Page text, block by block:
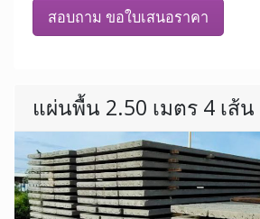
สอบถาม ขอใบเสนอราคา
แผ่นพื้น 2.50 เมตร 4 เส้น